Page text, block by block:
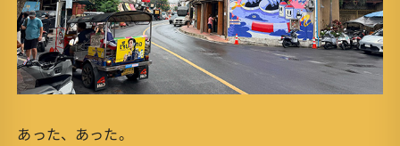
あった、あった。